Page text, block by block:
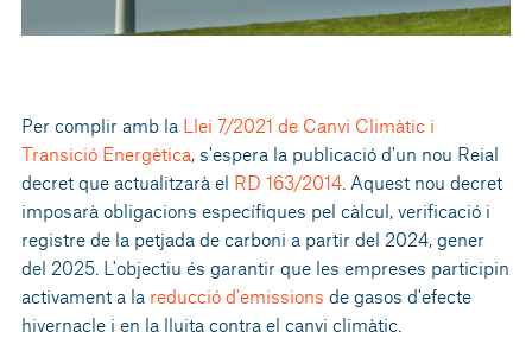
Per complir amb la Llei 7/2021 de Canvi Climàtic i
Transició Energètica , s'espera la publicació d'un nou Reial
decret que actualitzarà el RD 163/2014 . Aquest nou decret
imposarà obligacions específiques pel càlcul, verificació i
registre de la petjada de carboni a partir del 2024, gener
del 2025. L'objectiu és garantir que les empreses participin
activament a la reducció d'emissions de gasos d'efecte
hivernacle i en la lluita contra el canvi climàtic.